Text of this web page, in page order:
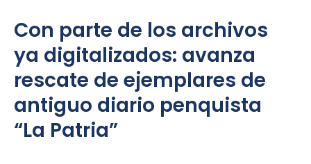
Con parte de los archivos
ya digitalizados: avanza
rescate de ejemplares de
antiguo diario penquista
“La Patria”